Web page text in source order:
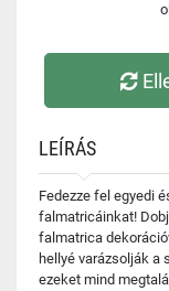
LEÍRÁS
Fedezze fel egyedi
falmatricáinkat!
falmatrica
hellyé varázsolják a
ezeket mind